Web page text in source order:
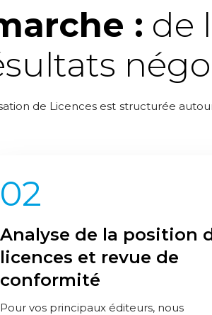
: de
de Licences est structurée
02
Analyse de la position
licences et revue de
conformité
Pour vos principaux éditeurs, nous